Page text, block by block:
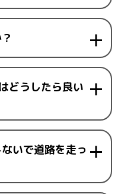
どうしたら良い
いで道路を走っ